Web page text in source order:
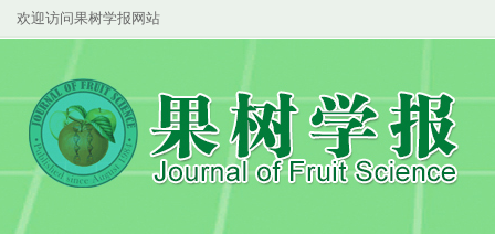
欢迎访问果树学报网站